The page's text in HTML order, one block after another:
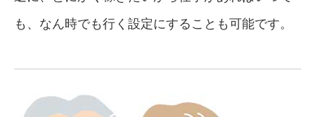
も、なん時でも行く設定にすることも可能です。